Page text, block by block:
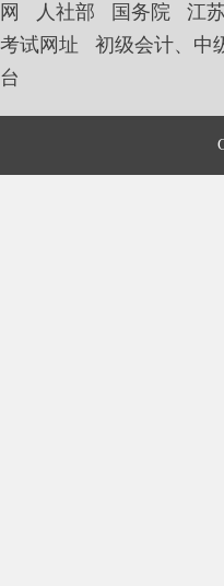
网
人社部 国务院 江
考试网址
初级会计、中
台